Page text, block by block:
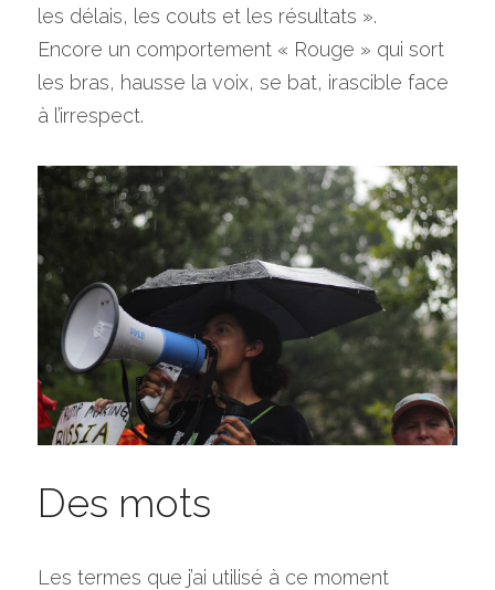
les délais, les couts et les résultats ».
Encore un comportement « Rouge » qui sort
les bras, hausse la voix, se bat, irascible face
à l’irrespect.
Des mots
Les termes que j’ai utilisé à ce moment